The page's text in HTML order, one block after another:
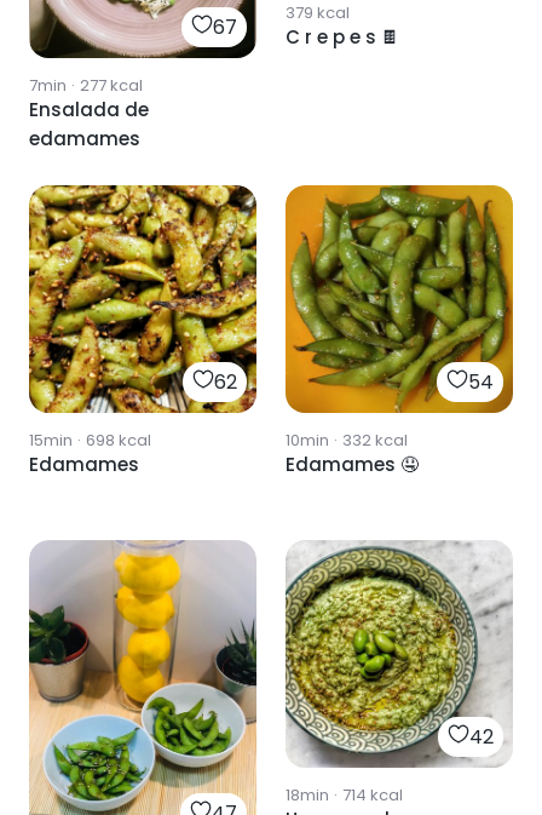
67
7min · 277kcal
Ensalada de
edamames
379 kcal
C r e p e s 🍫
62
15min · 698 kcal
Edamames
54
10min · 332kcal
Edamames 🤤
42
18min · 714 kcal